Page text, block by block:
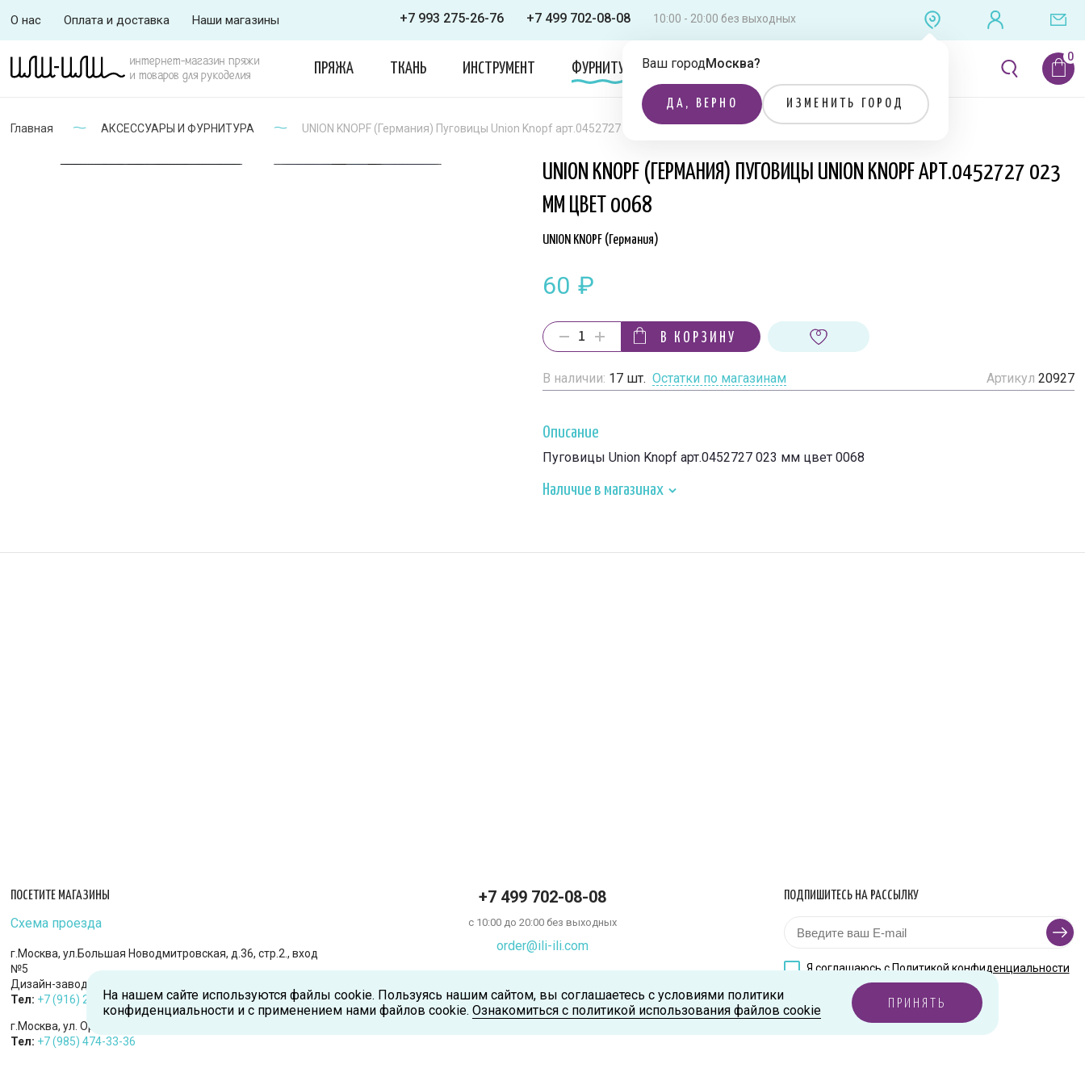
О нас Оплата и доставка Наши магазины +7 993 275-26-76 +7 499 702-08-08 10:00 - 20:00 без выходных
Ваш городМосква?
ДА, ВЕРНО ИЗМЕНИТЬ ГОРОД
интернет-магазин пряжи
и товаров для рукоделия
ПРЯЖА ТКАНЬ ИНСТРУМЕНТ ФУРНИТУРА ОДЕЖДА ЛИТЕРАТУРА
Главная АКСЕССУАРЫ И ФУРНИТУРА UNION KNOPF (Германия) Пуговицы Union Knopf арт.0452727 023 мм цвет 0068
UNION KNOPF (ГЕРМАНИЯ) ПУГОВИЦЫ UNION KNOPF АРТ.0452727 023
ММ ЦВЕТ 0068
UNION KNOPF (Германия)
60 ₽
В КОРЗИНУ
В наличии: 17 шт. Остатки по магазинам Артикул 20927
Описание
Пуговицы Union Knopf арт.0452727 023 мм цвет 0068
Наличие в магазинах
ПОСЕТИТЕ МАГАЗИНЫ
Схема проезда
г.Москва, ул.Большая Новодмитровская, д.36, стр.2., вход
№5
Дизайн-завод «FLACON»
Тел: +7 (916) 215-94-95
г.Москва, ул. Орджоникидзе, д.9, к.1
Тел: +7 (985) 474-33-36
+7 499 702-08-08
с 10:00 до 20:00 без выходных
order@ili-ili.com
ПОДПИШИТЕСЬ НА РАССЫЛКУ
Я соглашаюсь сПолитикой конфиденциальности
На нашем сайте используются файлы cookie. Пользуясь нашим сайтом, вы соглашаетесь с условиями политики
конфиденциальности и с применением нами файлов cookie. Ознакомиться с политикой использования файлов cookie ПРИНЯТЬ